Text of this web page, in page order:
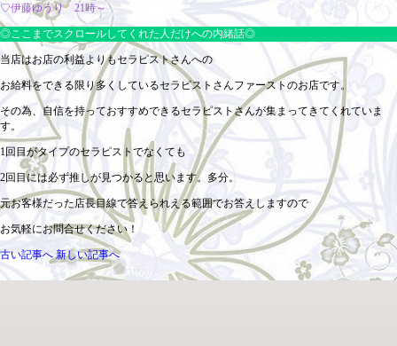
♡伊藤ゆうり 21時～
◎ここまでスクロールしてくれた人だけへの内緒話◎
当店はお店の利益よりもセラピストさんへの
お給料をできる限り多くしているセラピストさんファーストのお店です。
その為、自信を持っておすすめできるセラピストさんが集まってきてくれていま
す。
1回目がタイプのセラピストでなくても
2回目には必ず推しが見つかると思います。多分。
元お客様だった店長目線で答えられえる範囲でお答えしますので
お気軽にお問合せください！
古い記事へ 新しい記事へ